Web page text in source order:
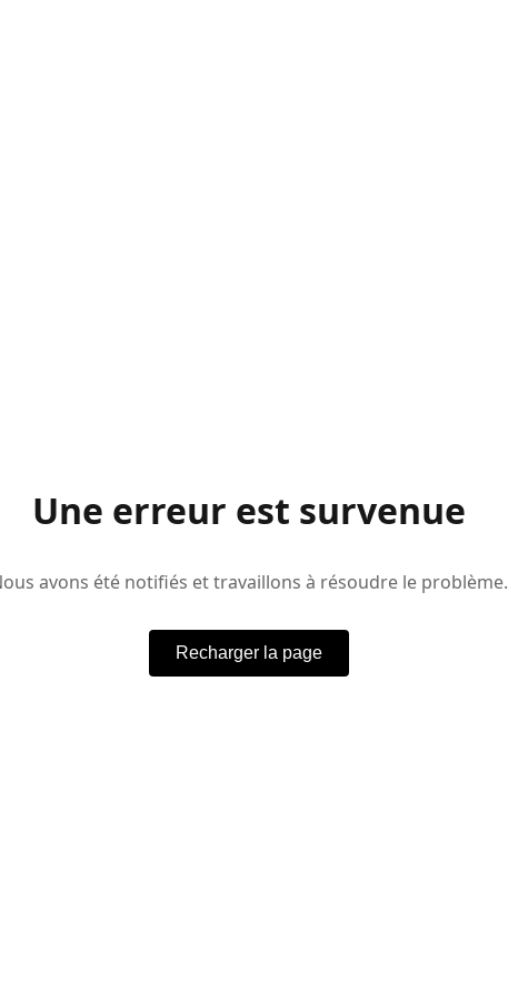
Une erreur est survenue
avons été notifiés et travaillons à résoudre le problème.
Recharger la page